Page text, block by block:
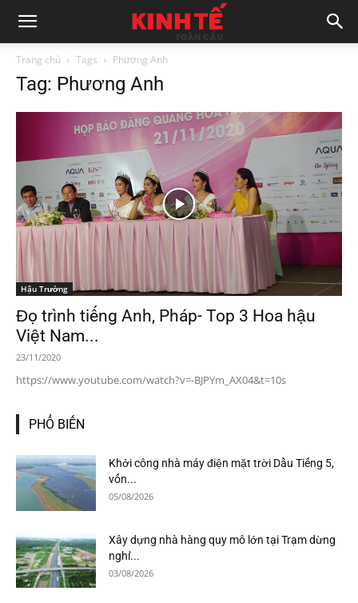
Trang chủ Tags Phương Anh
Tag: Phương Anh
Hậu Trường
Đọ trình tiếng Anh, Pháp- Top 3 Hoa hậu
Việt Nam...
23/11/2020
https://www.youtube.com/watch?v=-BJPYm_AX04&t=10s
PHỔ BIẾN
Khởi công nhà máy điện mặt trời Dầu Tiếng 5,
vốn...
05/08/2026
Xây dựng nhà hàng quy mô lớn tại Trạm dừng
nghỉ...
03/08/2026